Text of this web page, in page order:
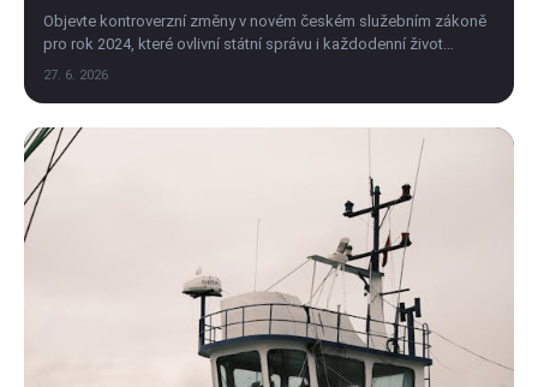
Objevte kontroverzní změny v novém českém služebním zákoně
pro rok 2024, které ovlivní státní správu i každodenní život
občanů. Klikněte a zjistěte víc!
27. 6. 2026